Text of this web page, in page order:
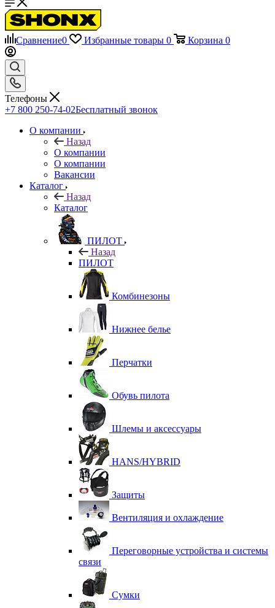
Сравнение0 Избранные товары 0 Корзина 0
Телефоны
+7 800 250-74-02Бесплатный звонок
О компании
Назад
О компании
О компании
Вакансии
Каталог
Назад
Каталог
ПИЛОТ
Назад
ПИЛОТ
Комбинезоны
Нижнее белье
Перчатки
Обувь пилота
Шлемы и аксессуары
HANS/HYBRID
Защиты
Вентиляция и охлаждение
Переговорные устройства и системы
связи
Сумки